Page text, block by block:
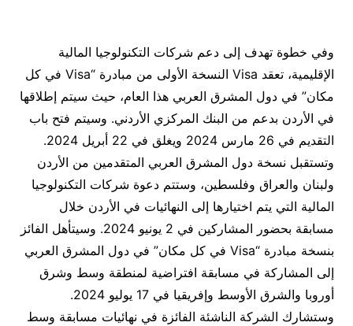
وفي خطوة تهدف إلى دعم شركات التكنولوجيا المالية
الإقليمية، تعقد Visa النسخة الأولى من مبادرة “Visa في كل
مكان” في دول المشرق العربي هذا العام، حيث سيتم إطلاقها
في الأردن بدعم من البنك المركزي الأردني. وسيتم فتح باب
التقديم في 26 مارس 2024 ويغلق في 22 أبريل 2024.
وتستقبل نسخة دول المشرق العربي المتقدمين من الأردن
ولبنان والعراق وفلسطين، وستتم دعوة شركات التكنولوجيا
المالية التي يتم اختيارها إلى النهائيات في الأردن خلال
مسابقة بحضور المشاركين في 2 يونيو 2024. وسيتأهل الفائز
بنسخة مبادرة “Visa في كل مكان” في دول المشرق العربي
إلى المشاركة في مسابقة افتراضية لمنطقة وسط وشرق
أوروبا والشرق الأوسط وإفريقيا في 17 يوليو 2024.
وستشارك الشركة الناشئة الفائزة في نهائيات مسابقة وسط